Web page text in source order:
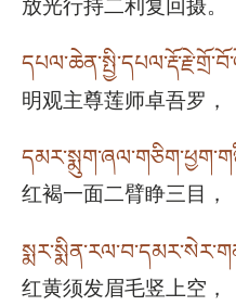
明观主尊莲师卓吾罗，
红褐一面二臂睁三目，
红黄须发眉毛竖上空，